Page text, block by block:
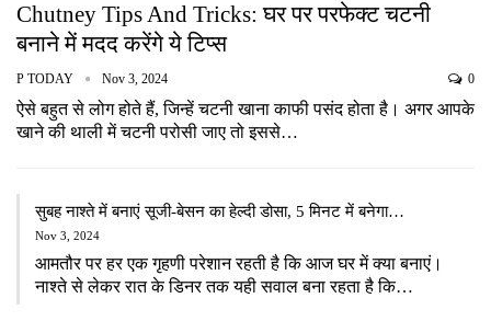
Chutney Tips And Tricks: घर पर परफेक्ट चटनी
बनाने में मदद करेंगे ये टिप्स
P TODAY Nov 3, 2024 0
ऐसे बहुत से लोग होते हैं, जिन्हें चटनी खाना काफी पसंद होता है। अगर आपके
खाने की थाली में चटनी परोसी जाए तो इससे…
सुबह नाश्ते में बनाएं सूजी-बेसन का हेल्दी डोसा, 5 मिनट में बनेगा…
Nov 3, 2024
आमतौर पर हर एक गृहणी परेशान रहती है कि आज घर में क्या बनाएं।
नाश्ते से लेकर रात के डिनर तक यही सवाल बना रहता है कि…